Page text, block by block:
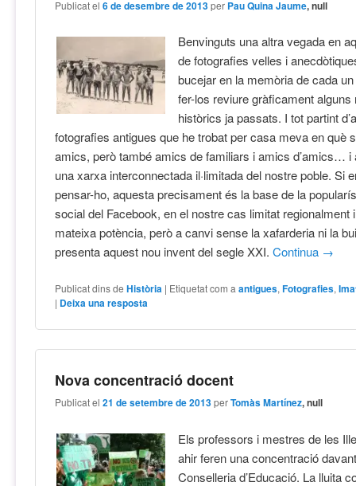
Publicat el6 de desembre de 2013 per Pau Quina Jaume, null
Benvinguts una altra vegada en
de fotografies velles i
bucejar en la memòria de cada
fer-los reviure gràficament
històrics ja passats. I tot partint
fotografies antigues que he trobat per casa meva en què
amics, però també amics de familiars i amics d’amics… i
una xarxa interconnectada il·limitada del nostre poble. Si
pensar-ho, aquesta precisament és la base de la
social del Facebook, en el nostre cas limitat regionalment
mateixa potència, però a canvi sense la xafarderia ni la
presenta aquest nou invent del segle XXI.Continua →
Publicat dins de Història | Etiquetat com a antigues,Fotografies,
| Deixa una resposta
Nova concentració docent
Publicat el21 de setembre de 2013 perTomàs Martínez, null
Els professors i mestres de les
ahir feren una concentració
Conselleria d’Educació. La lluita